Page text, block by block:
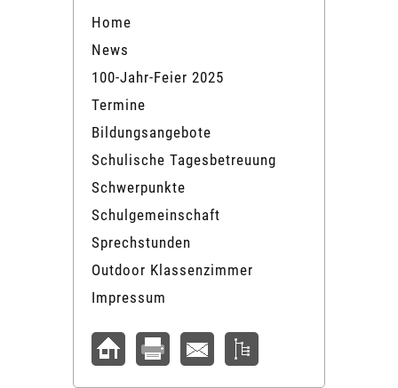
Home
News
100-Jahr-Feier 2025
Termine
Bildungsangebote
Schulische Tagesbetreuung
Schwerpunkte
Schulgemeinschaft
Sprechstunden
Outdoor Klassenzimmer
Impressum